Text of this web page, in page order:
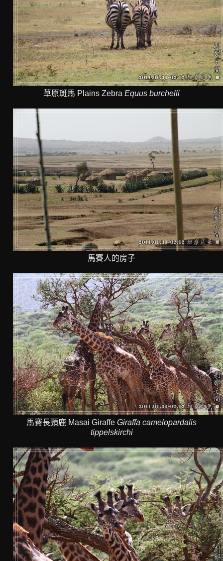
草原斑馬 Plains Zebra Equus burchelli
馬賽人的房子
馬賽長頸鹿 Masai Giraffe Giraffa camelopardalis
tippelskirchi